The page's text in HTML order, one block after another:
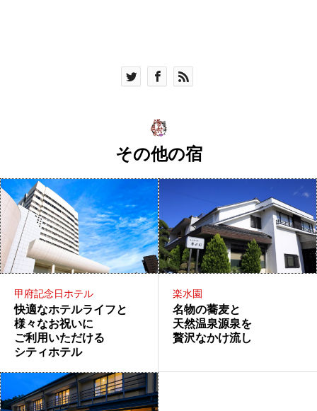
その他の宿
甲府記念日ホテル
快適なホテルライフと
様々なお祝いに
ご利用いただける
シティホテル
楽水園
名物の蕎麦と
天然温泉源泉を
贅沢なかけ流し